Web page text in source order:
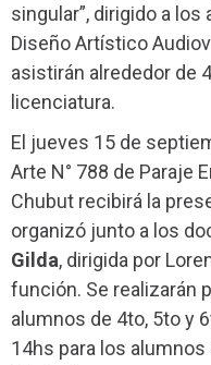
singular”, dirigido a
Diseño Artístico
asistirán alrededor de
licenciatura.
El jueves 15 de
Arte N° 788 de Paraje
Chubut recibirá la
organizó junto a los
Gilda, dirigida por
función. Se realizarán
alumnos de 4to, 5to y
14hs para los alumnos